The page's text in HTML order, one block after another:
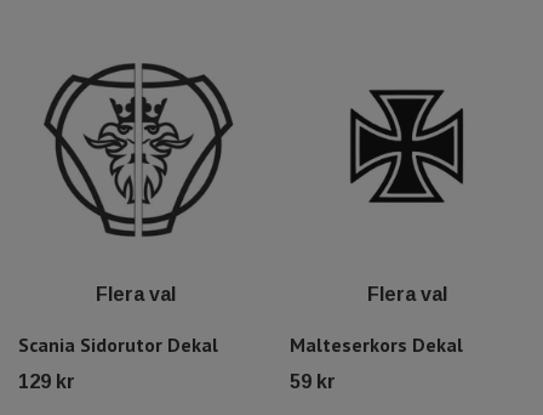
Flera val
Scania Sidorutor Dekal
129 kr
Flera val
Malteserkors Dekal
59 kr